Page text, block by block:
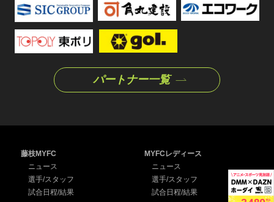
パートナー一覧
藤枝MYFC
ニュース
選手/スタッフ
試合日程/結果
MYFCレディース
ニュース
選手/スタッフ
試合日程/結果